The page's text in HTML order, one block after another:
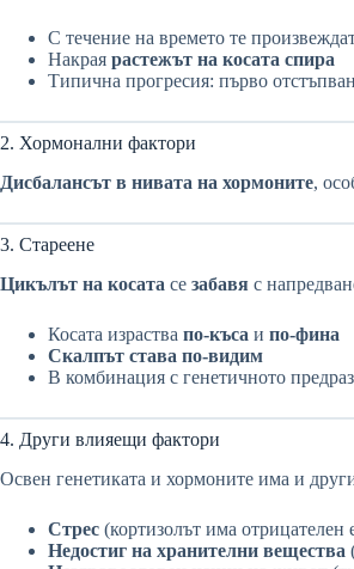
С течение на времето те
Накрая растежът на косата спира
Типична прогресия: първо
2. Хормонални фактори
Дисбалансът в нивата на хормоните,
3. Стареене
Цикълът на косата се забавя с
Косата израства по-къса и по-фина
Скалпът става по-видим
В комбинация с генетичното
4. Други влияещи фактори
Освен генетиката и хормоните има и
Стрес (кортизолът има отрицателен
Недостиг на хранителни вещества